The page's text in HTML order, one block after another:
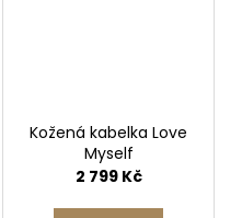
Kožená kabelka Love
Myself
2 799 Kč